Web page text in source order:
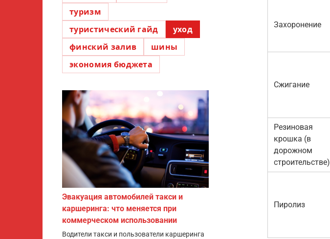
Захоронение
Сжигание
Резиновая
крошка (в
дорожном
строительстве)
Пиролиз
туризм
туристический гайд
уход
финский залив
шины
экономия бюджета
Эвакуация автомобилей такси и
каршеринга: что меняется при
коммерческом использовании
Водители такси и пользователи каршеринга